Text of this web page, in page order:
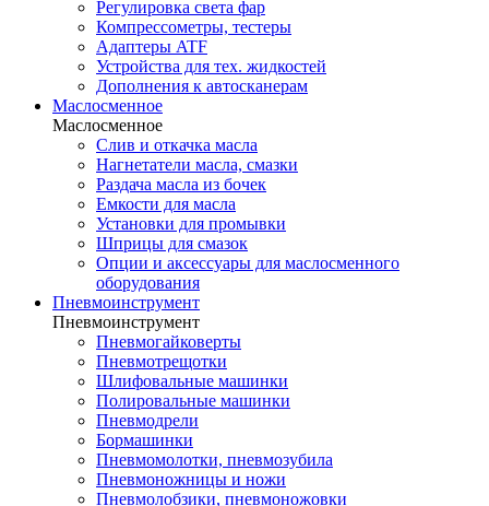
Регулировка света фар
Компрессометры, тестеры
Адаптеры ATF
Устройства для тех. жидкостей
Дополнения к автосканерам
Маслосменное
Маслосменное
Слив и откачка масла
Нагнетатели масла, смазки
Раздача масла из бочек
Емкости для масла
Установки для промывки
Шприцы для смазок
Опции и аксессуары для маслосменного
оборудования
Пневмоинструмент
Пневмоинструмент
Пневмогайковерты
Пневмотрещотки
Шлифовальные машинки
Полировальные машинки
Пневмодрели
Бормашинки
Пневмомолотки, пневмозубила
Пневмоножницы и ножи
Пневмолобзики, пневмоножовки